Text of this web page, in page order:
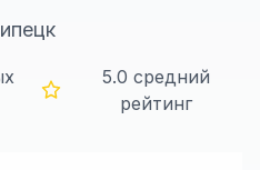
5.0 средний
рейтинг